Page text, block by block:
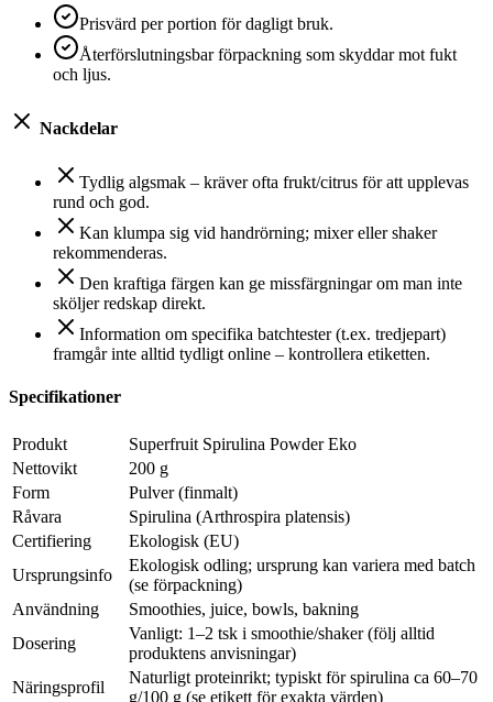
Prisvärd per portion för dagligt bruk.
Återförslutningsbar förpackning som skyddar mot fukt
och ljus.
Nackdelar
Tydlig algsmak – kräver ofta frukt/citrus för att upplevas
rund och god.
Kan klumpa sig vid handrörning; mixer eller shaker
rekommenderas.
Den kraftiga färgen kan ge missfärgningar om man inte
sköljer redskap direkt.
Information om specifika batchtester (t.ex. tredjepart)
framgår inte alltid tydligt online – kontrollera etiketten.
Specifikationer
Produkt
Superfruit Spirulina Powder Eko
Nettovikt
200 g
Form
Pulver (finmalt)
Råvara
Spirulina (Arthrospira platensis)
Certifiering
Ekologisk (EU)
Ursprungsinfo
Ekologisk odling; ursprung kan variera med batch
(se förpackning)
Användning
Smoothies, juice, bowls, bakning
Dosering
Vanligt: 1–2 tsk i smoothie/shaker (följ alltid
produktens anvisningar)
Näringsprofil
Naturligt proteinrikt; typiskt för spirulina ca 60–70
g/100 g (se etikett för exakta värden)